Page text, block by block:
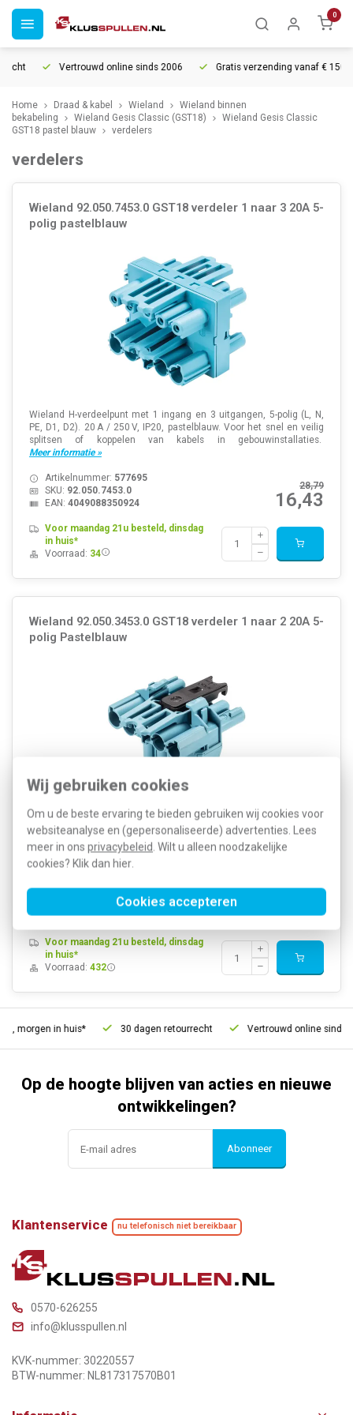
Wij gebruiken cookies
Om u de beste ervaring te bieden gebruiken wij cookies voor
websiteanalyse en (gepersonaliseerde) advertenties. Lees
meer in ons privacybeleid . Wilt u alleen noodzakelijke
cookies? Klik dan hier
Cookies accepteren
0
Vertrouwd online sinds 2006 Gratis verzending vanaf € 150
Home Draad & kabel Wieland
Wieland binnen
bekabeling
Wieland Gesis Classic (GST18)
Wieland Gesis Classic
GST18 pastel blauw
verdelers
verdelers
Wieland 92.050.7453.0 GST18 verdeler 1 naar 3 20A 5-
polig pastelblauw
Wieland H-verdeelpunt met 1 ingang en 3 uitgangen, 5-polig (L, N,
PE, D1, D2). 20 A / 250 V, IP20, pastelblauw. Voor het snel en veilig
splitsen of koppelen van kabels in gebouwinstallaties.
Meer informatie »
28,79
16,43
Artikelnummer: 577695
SKU: 92.050.7453.0
EAN: 4049088350924
Voor maandag 21u besteld, dinsdag
in huis*
Voorraad: 34
Wieland 92.050.3453.0 GST18 verdeler 1 naar 2 20A 5-
polig Pastelblauw
T-verdeler gebouwinstallatie, 5-polig, 1x in, 2x uit, 20A, 250V, Polen:
L, N, PE, D1, D2, Kleurcodering; Blauw, Vergrendeling Geïntegreerd
in plug-in connector, Halogeenvrij, IP20, DALI, 1-10v...
Meer informatie »
9,15
Artikelnummer:448218
92.050.3453.0
EAN:4049088315947
Voor maandag 21u besteld, dinsdag
in huis*
Voorraad: 432
morgen in huis* 30 dagen retourrecht Vertrouwd online sinds
Op de hoogte blijven van acties en nieuwe
ontwikkelingen?
Abonneer
Klantenservice nu telefonisch niet bereikbaar
0570-626255
info@klusspullen.nl
KVK-nummer: 30220557
BTW-nummer: NL817317570B01